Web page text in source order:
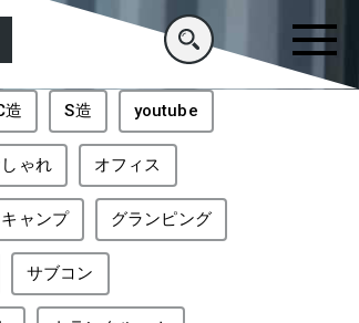
造 S造 youtube
ゃれ オフィス
キャンプ グランピング
サブコン